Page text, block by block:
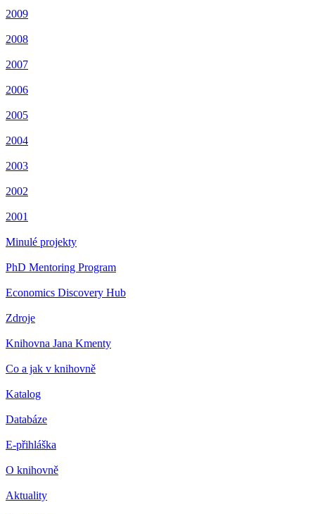
2009
2008
2007
2006
2005
2004
2003
2002
2001
Minulé projekty
PhD Mentoring Program
Economics Discovery Hub
Zdroje
Knihovna Jana Kmenty
Co a jak v knihovně
Katalog
Databáze
E-přihláška
O knihovně
Aktuality